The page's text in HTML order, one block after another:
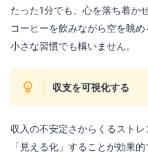
たった1分でも、心を落ち着か
コーヒーを飲みながら空を眺
小さな習慣でも構いません。
収支を可視化する
収入の不安定さからくるスト
「見える化」することが効果的